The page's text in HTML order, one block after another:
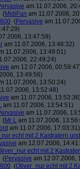
am 11.07.2006,
(MidiFan am 11.07.2006,
(Pervasive am
13:47:59)
am 11.07.2006, 13:48:32)
11.07.2006, 13:49:01)
22:49:24)
am 12.07.2006,
13:49:56)
11.07.2006, 13:50:24)
13:52:48)
am 11.07.2006, 13:53:36)
am 11.07.2006, 13:54:51)
am 11.07.2006,
(Mr L am 11.07.2006,
am 11.07.2006, 17:03:31)
echt mit 2 Kastratern
am 12.07.2006,
echt mit 2
(Pervasive am 12.07.2006,
(Oliver_nur echt mit 2